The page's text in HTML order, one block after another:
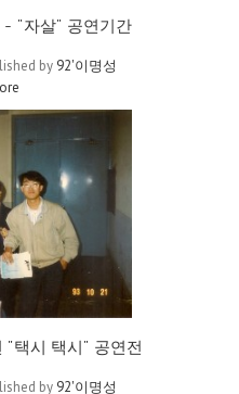
- "자살" 공연기간
by 92'이명성
"택시 택시" 공연전
by 92'이명성